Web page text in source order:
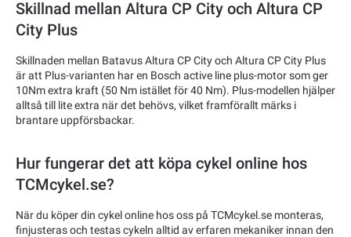
Skillnad mellan Altura CP City och Altura CP
City Plus
Skillnaden mellan Batavus Altura CP City och Altura CP City Plus
är att Plus-varianten har en Bosch active line plus-motor som ger
10Nm extra kraft (50 Nm istället för 40 Nm). Plus-modellen hjälper
alltså till lite extra när det behövs, vilket framförallt märks i
brantare uppförsbackar.
Hur fungerar det att köpa cykel online hos
TCMcykel.se?
När du köper din cykel online hos oss på TCMcykel.se monteras,
finjusteras och testas cykeln alltid av erfaren mekaniker innan den